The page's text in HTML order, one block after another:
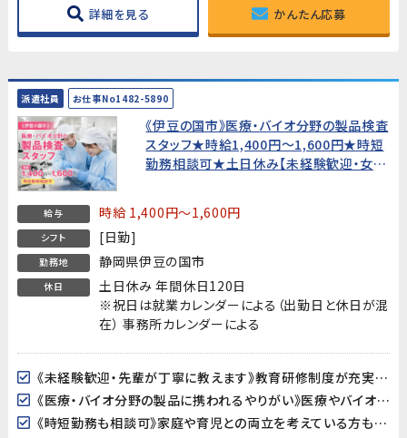
詳細を見る かんたん応募
派遣社員 お仕事No1482-5890
《伊豆の国市》医療・バイオ分野の製品検査
スタッフ★時給1,400円〜1,600円★時短
勤務相談可★土日休み【未経験歓迎・女性
給与 時給 1,400円～1,600円
シフト [日勤]
勤務地 静岡県伊豆の国市
休日
土日休み 年間休日120日
※祝日は就業カレンダーによる（出勤日と休日が混
在） 事務所カレンダーによる
《未経験歓迎・先輩が丁寧に教えます》教育研修制度が充実しているので、製造・検査業務が初めての方も安心してスタートできます。アットホームな職場で長く働きやすい環境です。
《医療・バイオ分野の製品に携われるやりがい》医療やバイオ分野で使用されるマイクロ流路チップの品質を守る、社会に貢献できるお仕事です。クリーンルームでの作業で清潔な環境が保たれています。
《時短勤務も相談可》家庭や育児との両立を考えている方も歓迎。時短勤務のご相談に対応しています。家庭都合での休みも取りやすい職場です。